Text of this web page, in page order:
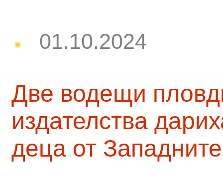
01.10.2024
Две водещи
издателства
деца от